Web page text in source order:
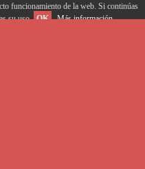
funcionamiento de la web. Si continúas
su uso. OK Más información